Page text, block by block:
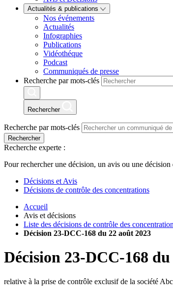
Actualités & publications
Nos événements
Actualités
Infographies
Publications
Vidéothéque
Podcast
Communiqués de presse
Recherche par mots-clés
Rechercher
Recherche par mots-clés
Rechercher
Recherche experte :
Pour rechercher une décision, un avis ou une
Décisions et Avis
Décisions de contrôle des concentrations
Accueil
Avis et décisions
Liste des décisions de contrôle des
Décision 23-DCC-168 du 22 août 2023
Décision 23-DCC-168 du
relative à la prise de contrôle exclusif de la société